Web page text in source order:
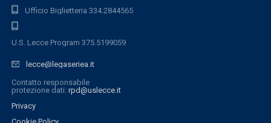
Ufficio Biglietteria 334.2844565
U.S. Lecce Program 375.5199059
lecce@legaseriea.it
Contatto responsabile
protezione dati: rpd@uslecce.it
Privacy